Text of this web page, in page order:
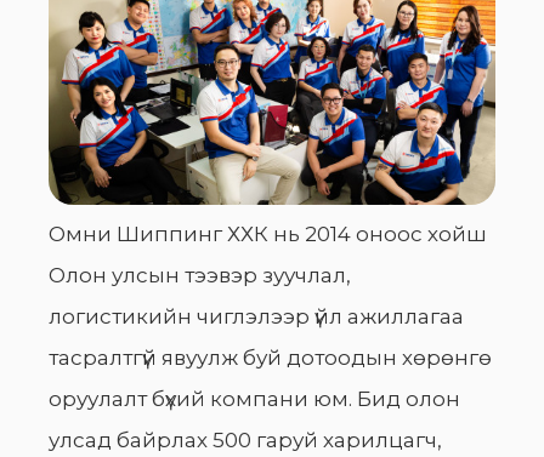
Омни Шиппинг ХХК нь 2014 оноос хойш
Олон улсын тээвэр зуучлал,
логистикийн чиглэлээр үйл ажиллагаа
тасралтгүй явуулж буй дотоодын хөрөнгө
оруулалт бүхий компани юм. Бид олон
улсад байрлах 500 гаруй харилцагч,